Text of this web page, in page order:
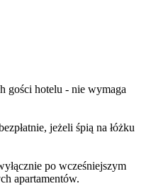
gości hotelu - nie wymaga
jeżeli śpią na łóżku
po wcześniejszym
apartamentów.